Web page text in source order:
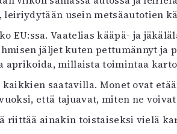
usein metsäautotien
EU:ssa. Vaatelias kääpä- ja
jäljet kuten pettumännyt
aprikoida, millaista toimintaa
saatavilla. Monet ovat
että tajuavat, miten ne
riittää ainakin toistaiseksi vielä